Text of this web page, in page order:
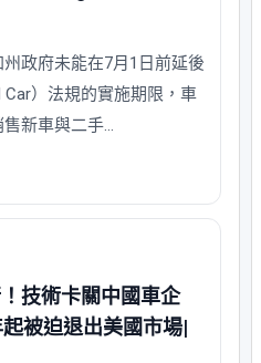
政府未能在7月1日前延後
）法規的實施期限，車
新車與二手…
技術卡關中國車企
被迫退出美國市場|